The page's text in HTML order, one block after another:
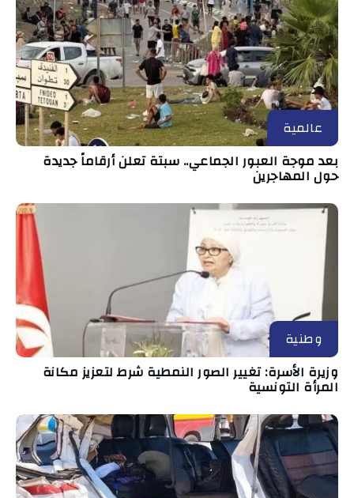
عالمية
بعد موجة العبور الجماعي.. سبتة تعلن أرقاماً جديدة
حول المهاجرين
وطنية
وزيرة الأسرة: تغيير الصور النمطية شرط لتعزيز مكانة
المرأة التونسية